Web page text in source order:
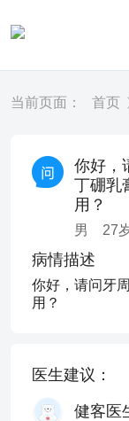
当前页面： 首页
你好，
丁硼乳
用？
男 27
病情描述
你好，请问牙
用？
医生建议：
健客医